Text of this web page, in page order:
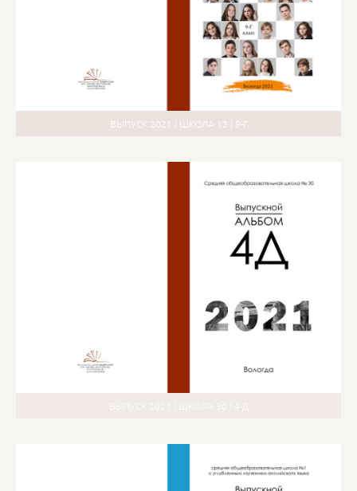
ВЫПУСК 2021 | ШКОЛА 12 | 9-Г
ВЫПУСК 2021 | ШКОЛА 30 | 4-Д